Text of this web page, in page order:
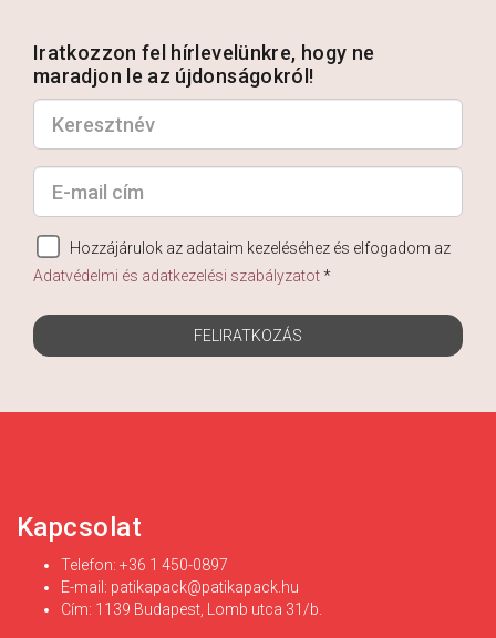
Iratkozzon fel hírlevelünkre, hogy ne
maradjon le az újdonságokról!
Hozzájárulok az adataim kezeléséhez és elfogadom az
Adatvédelmi és adatkezelési szabályzatot*
FELIRATKOZÁS
Kapcsolat
Telefon: +36 1 450-0897
E-mail: patikapack@patikapack.hu
Cím: 1139 Budapest, Lomb utca 31/b.